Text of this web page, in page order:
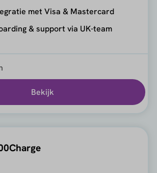
met Visa & Mastercard
& support via UK-team
Bekijk